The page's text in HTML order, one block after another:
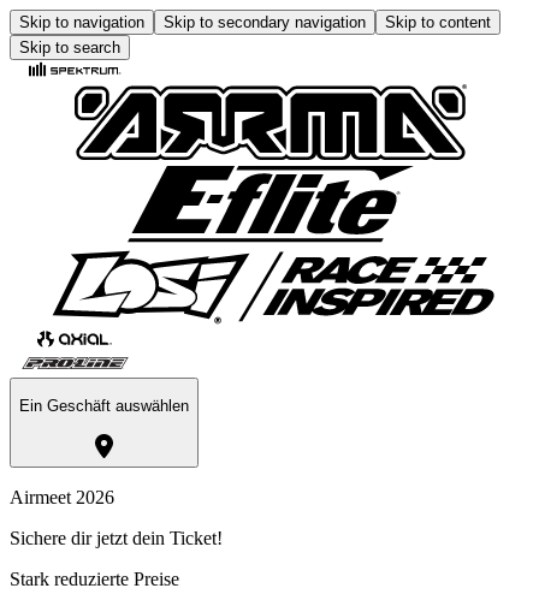
Skip to navigation Skip to secondary navigation
Skip to content
Skip to search
Ein Geschäft auswählen
Airmeet 2026
Sichere dir jetzt dein Ticket!
Stark reduzierte Preise